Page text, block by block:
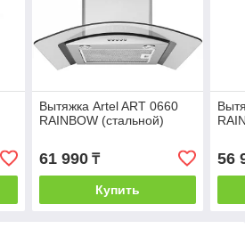
Вытяжка Artel ART 0660
RAINBOW (стальной)
61 990₸
Купить
56